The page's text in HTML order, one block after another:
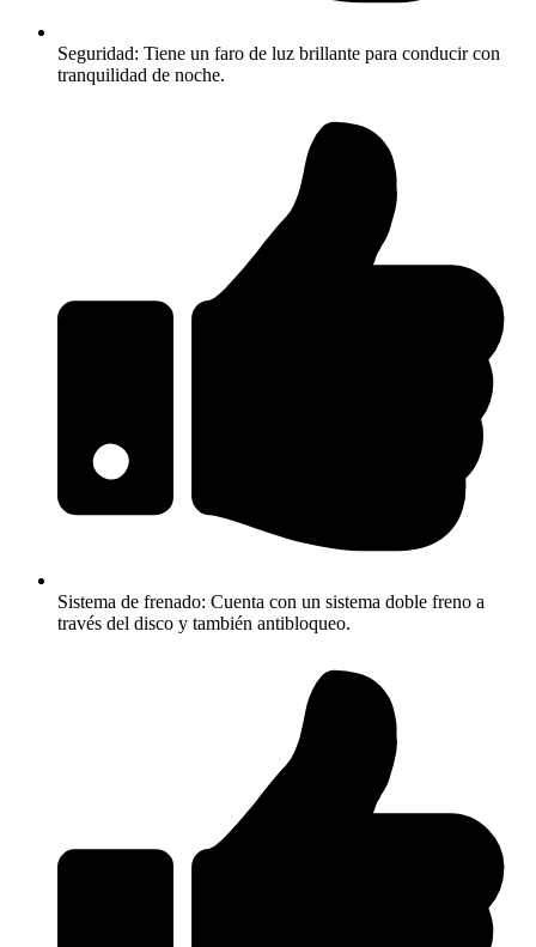
Seguridad: Tiene un faro de luz brillante para conducir con
tranquilidad de noche.
Sistema de frenado: Cuenta con un sistema doble freno a
través del disco y también antibloqueo.